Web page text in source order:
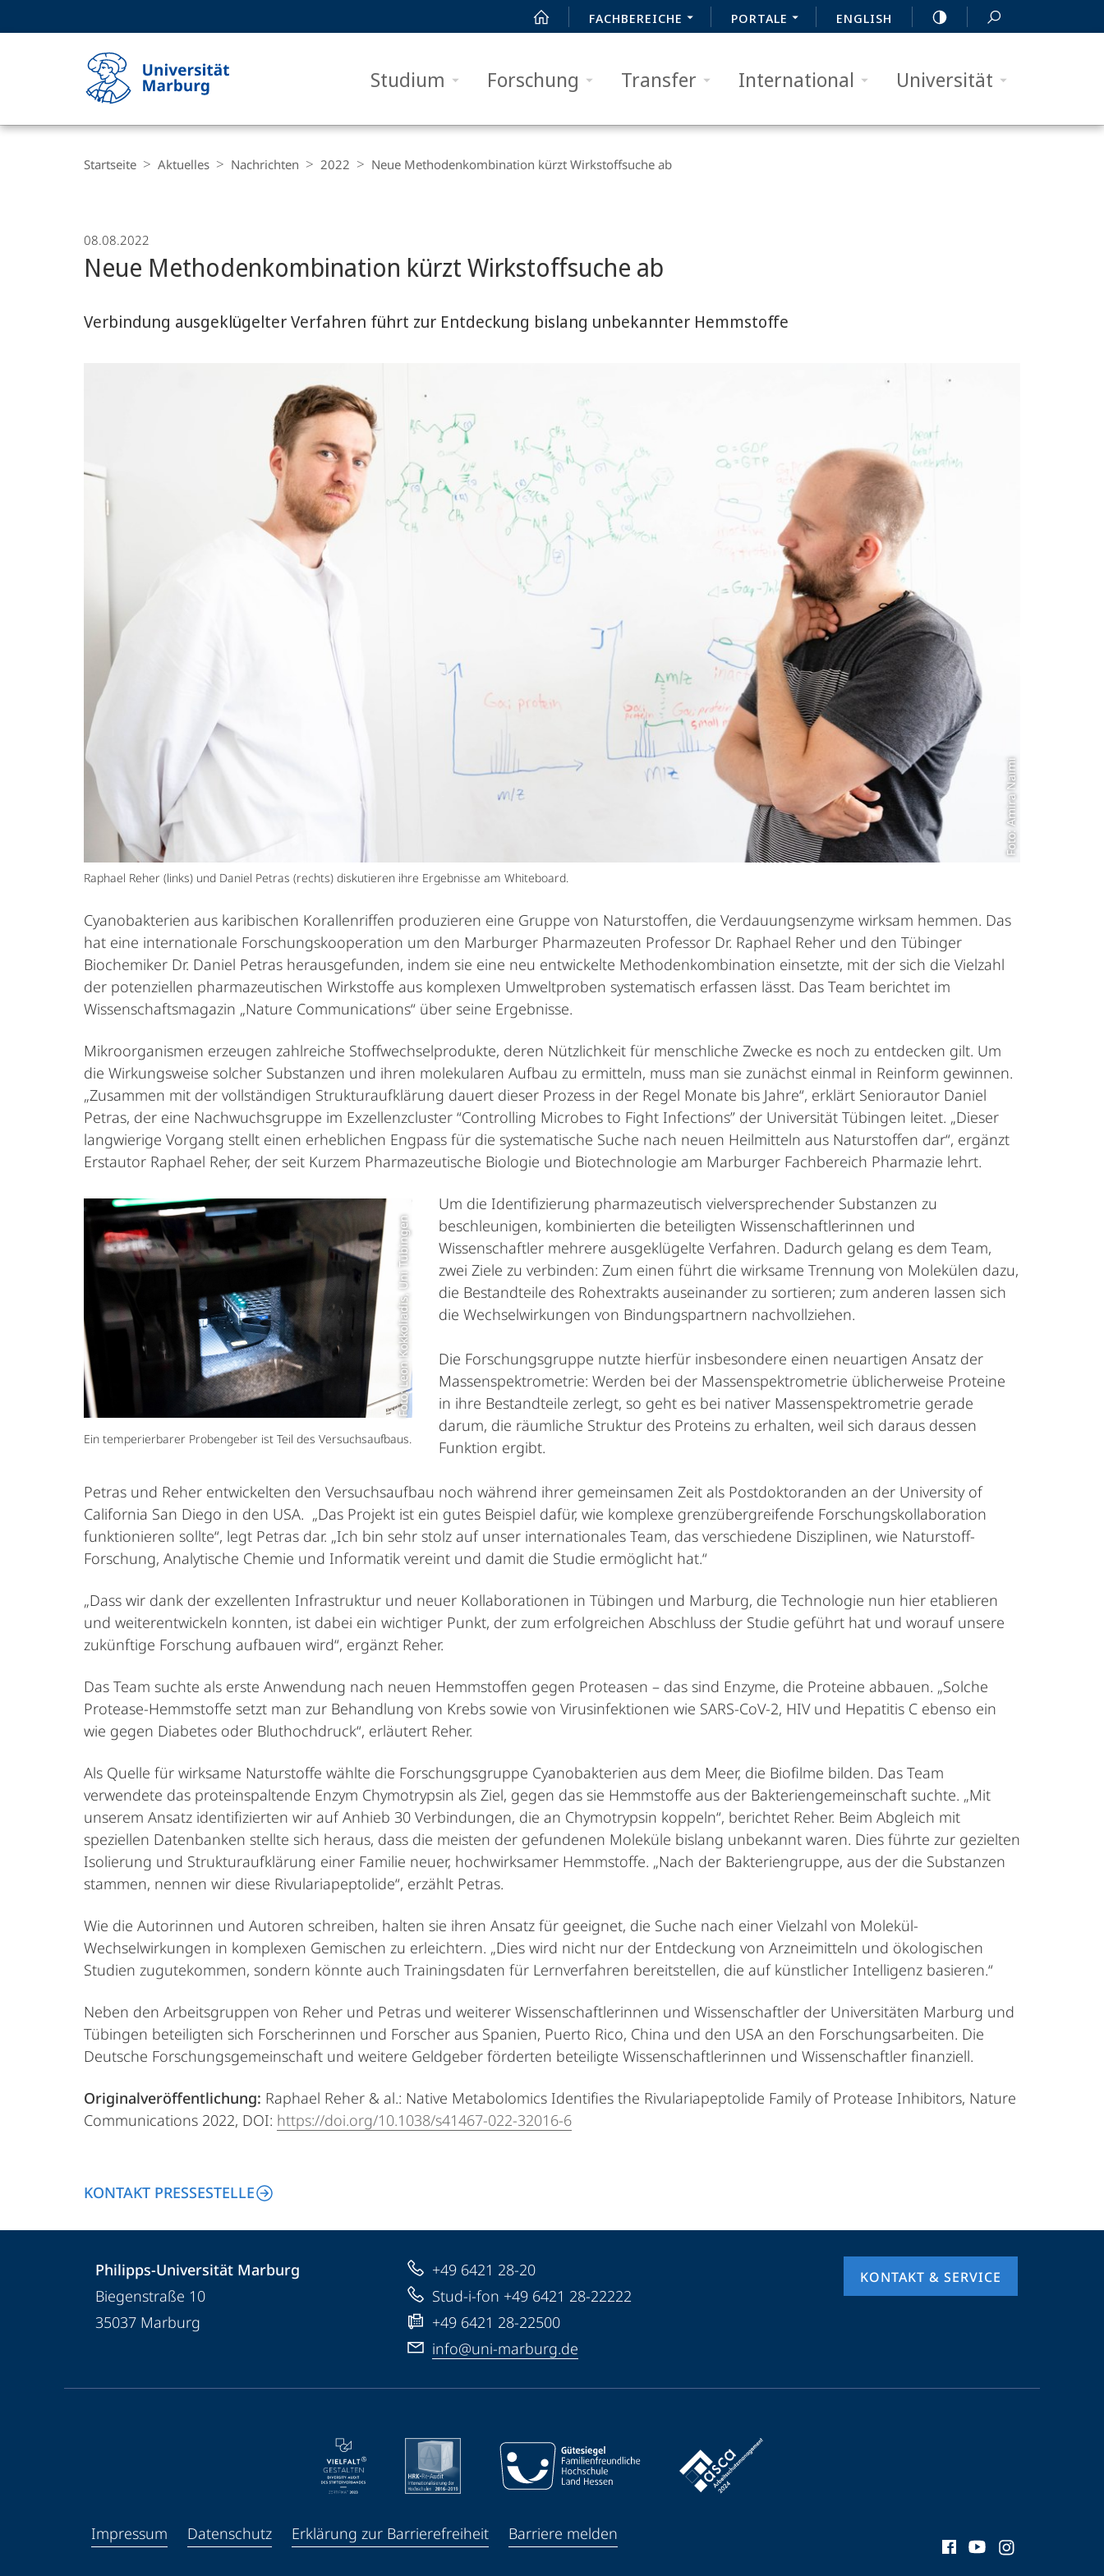
FACHBEREICHE PORTALE ENGLISH
Studium Forschung Transfer International Universität
Philipps-
Marburg
Navigation
Startseite Aktuelles Nachrichten 2022 Neue Methodenkombination kürzt Wirkstoffsuche ab
08.08.2022
Neue Methodenkombination kürzt Wirkstoffsuche ab
Verbindung ausgeklügelter Verfahren führt zur Entdeckung bislang unbekannter Hemmstoffe
Foto: Amira Naimi
Raphael Reher (links) und Daniel Petras (rechts) diskutieren ihre Ergebnisse am Whiteboard.
Cyanobakterien aus karibischen Korallenriffen produzieren eine Gruppe von Naturstoffen, die Verdauungsenzyme wirksam hemmen. Das
hat eine internationale Forschungskooperation um den Marburger Pharmazeuten Professor Dr. Raphael Reher und den Tübinger
Biochemiker Dr. Daniel Petras herausgefunden, indem sie eine neu entwickelte Methodenkombination einsetzte, mit der sich die Vielzahl
der potenziellen pharmazeutischen Wirkstoffe aus komplexen Umweltproben systematisch erfassen lässt. Das Team berichtet im
Wissenschaftsmagazin „Nature Communications“ über seine Ergebnisse.
Mikroorganismen erzeugen zahlreiche Stoffwechselprodukte, deren Nützlichkeit für menschliche Zwecke es noch zu entdecken gilt. Um
die Wirkungsweise solcher Substanzen und ihren molekularen Aufbau zu ermitteln, muss man sie zunächst einmal in Reinform gewinnen.
„Zusammen mit der vollständigen Strukturaufklärung dauert dieser Prozess in der Regel Monate bis Jahre“, erklärt Seniorautor Daniel
Petras, der eine Nachwuchsgruppe im Exzellenzcluster “Controlling Microbes to Fight Infections” der Universität Tübingen leitet. „Dieser
langwierige Vorgang stellt einen erheblichen Engpass für die systematische Suche nach neuen Heilmitteln aus Naturstoffen dar“, ergänzt
Erstautor Raphael Reher, der seit Kurzem Pharmazeutische Biologie und Biotechnologie am Marburger Fachbereich Pharmazie lehrt.
Foto: Leon Kokkoliadis, Uni Tübingen
Ein temperierbarer Probengeber ist Teil des Versuchsaufbaus.
Um die Identifizierung pharmazeutisch vielversprechender Substanzen zu
beschleunigen, kombinierten die beteiligten Wissenschaftlerinnen und
Wissenschaftler mehrere ausgeklügelte Verfahren. Dadurch gelang es dem Team,
zwei Ziele zu verbinden: Zum einen führt die wirksame Trennung von Molekülen dazu,
die Bestandteile des Rohextrakts auseinander zu sortieren; zum anderen lassen sich
die Wechselwirkungen von Bindungspartnern nachvollziehen.
Die Forschungsgruppe nutzte hierfür insbesondere einen neuartigen Ansatz der
Massenspektrometrie: Werden bei der Massenspektrometrie üblicherweise Proteine
in ihre Bestandteile zerlegt, so geht es bei nativer Massenspektrometrie gerade
darum, die räumliche Struktur des Proteins zu erhalten, weil sich daraus dessen
Funktion ergibt.
Petras und Reher entwickelten den Versuchsaufbau noch während ihrer gemeinsamen Zeit als Postdoktoranden an der University of
California San Diego in den USA. „Das Projekt ist ein gutes Beispiel dafür, wie komplexe grenzübergreifende Forschungskollaboration
funktionieren sollte“, legt Petras dar. „Ich bin sehr stolz auf unser internationales Team, das verschiedene Disziplinen, wie Naturstoff-
Forschung, Analytische Chemie und Informatik vereint und damit die Studie ermöglicht hat.“
„Dass wir dank der exzellenten Infrastruktur und neuer Kollaborationen in Tübingen und Marburg, die Technologie nun hier etablieren
und weiterentwickeln konnten, ist dabei ein wichtiger Punkt, der zum erfolgreichen Abschluss der Studie geführt hat und worauf unsere
zukünftige Forschung aufbauen wird“, ergänzt Reher.
Das Team suchte als erste Anwendung nach neuen Hemmstoffen gegen Proteasen – das sind Enzyme, die Proteine abbauen. „Solche
Protease-Hemmstoffe setzt man zur Behandlung von Krebs sowie von Virusinfektionen wie SARS-CoV-2, HIV und Hepatitis C ebenso ein
wie gegen Diabetes oder Bluthochdruck“, erläutert Reher.
Als Quelle für wirksame Naturstoffe wählte die Forschungsgruppe Cyanobakterien aus dem Meer, die Biofilme bilden. Das Team
verwendete das proteinspaltende Enzym Chymotrypsin als Ziel, gegen das sie Hemmstoffe aus der Bakteriengemeinschaft suchte. „Mit
unserem Ansatz identifizierten wir auf Anhieb 30 Verbindungen, die an Chymotrypsin koppeln“, berichtet Reher. Beim Abgleich mit
speziellen Datenbanken stellte sich heraus, dass die meisten der gefundenen Moleküle bislang unbekannt waren. Dies führte zur gezielten
Isolierung und Strukturaufklärung einer Familie neuer, hochwirksamer Hemmstoffe. „Nach der Bakteriengruppe, aus der die Substanzen
stammen, nennen wir diese Rivulariapeptolide“, erzählt Petras.
Wie die Autorinnen und Autoren schreiben, halten sie ihren Ansatz für geeignet, die Suche nach einer Vielzahl von Molekül-
Wechselwirkungen in komplexen Gemischen zu erleichtern. „Dies wird nicht nur der Entdeckung von Arzneimitteln und ökologischen
Studien zugutekommen, sondern könnte auch Trainingsdaten für Lernverfahren bereitstellen, die auf künstlicher Intelligenz basieren.“
Neben den Arbeitsgruppen von Reher und Petras und weiterer Wissenschaftlerinnen und Wissenschaftler der Universitäten Marburg und
Tübingen beteiligten sich Forscherinnen und Forscher aus Spanien, Puerto Rico, China und den USA an den Forschungsarbeiten. Die
Deutsche Forschungsgemeinschaft und weitere Geldgeber förderten beteiligte Wissenschaftlerinnen und Wissenschaftler finanziell.
Originalveröffentlichung: Raphael Reher & al.: Native Metabolomics Identifies the Rivulariapeptolide Family of Protease Inhibitors, Nature
Communications 2022, DOI: https://doi.org/10.1038/s41467-022-32016-6
KONTAKT PRESSESTELLE
Informationen
Kontaktinformationen
Philipps-
Universität
Marburg
Philipps-Universität Marburg
Biegenstraße 10
35037 Marburg
+49 6421 28-20
Stud-i-fon +49 6421 28-22222
+49 6421 28-22500
info@uni-marburg.de
KONTAKT & SERVICE
Media
Kontakte
Impressum Datenschutz Erklärung zur Barrierefreiheit
Barriere melden
FacebookYoutubeInstagram